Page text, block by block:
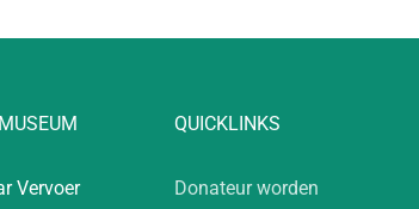
Vervoer
QUICKLINKS
Donateur worden